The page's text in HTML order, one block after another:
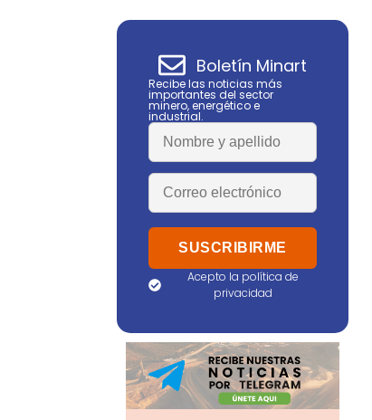
Boletín Minart
Recibe las noticias más
importantes del sector
minero, energético e
industrial.
Acepto la política de
privacidad